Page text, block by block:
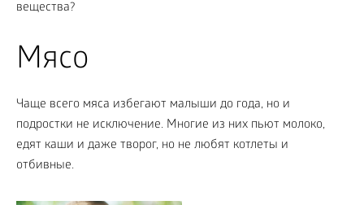
вещества?
Мясо
Чаще всего мяса избегают малыши до года, но и
подростки не исключение. Многие из них пьют молоко,
едят каши и даже творог, но не любят котлеты и
отбивные.